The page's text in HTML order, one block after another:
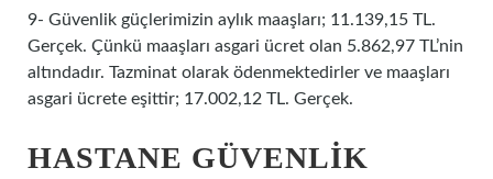
9- Güvenlik güçlerimizin aylık maaşları; 11.139,15 TL.
Gerçek. Çünkü maaşları asgari ücret olan 5.862,97 TL’nin
altındadır. Tazminat olarak ödenmektedirler ve maaşları
asgari ücrete eşittir; 17.002,12 TL. Gerçek.
HASTANE GÜVENLIK